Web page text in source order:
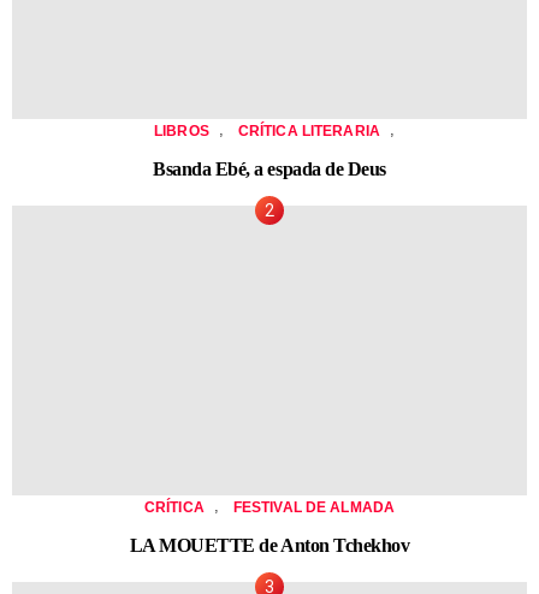
LIBROS , CRÍTICA LITERARIA ,
Bsanda Ebé, a espada de Deus
CRÍTICA , FESTIVAL DE ALMADA
LA MOUETTE de Anton Tchekhov